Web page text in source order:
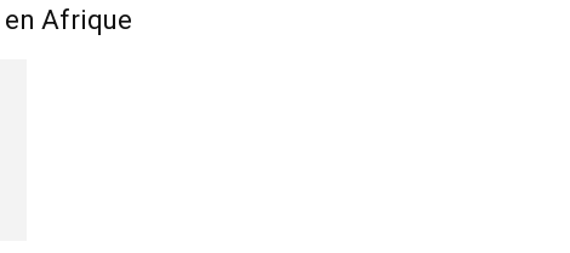
Afrique